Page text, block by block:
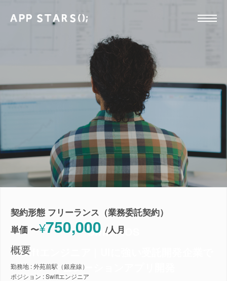
Swift / iOS
Swiftエンジニア | UIに強い受託開発企業で
キュレーションアプリ開発
契約形態 フリーランス（業務委託契約）
単価 〜¥750,000 /人月
概要
勤務地 : 外苑前駅（銀座線）
ポジション : Swiftエンジニア